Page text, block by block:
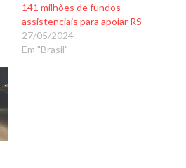
141 milhões de fundos
assistenciais para apoiar RS
27/05/2024
Em "Brasil"